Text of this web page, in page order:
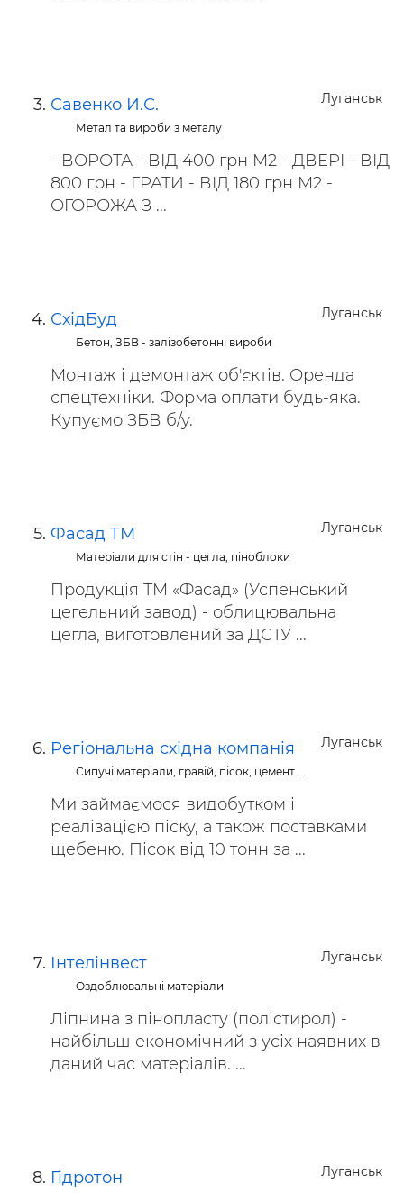
Луганськ
Савенко И.С.
Метал та вироби з металу
- ВОРОТА - ВІД 400 грн М2 - ДВЕРІ - ВІД
800 грн - ГРАТИ - ВІД 180 грн М2 -
ОГОРОЖА З ...
Луганськ
СхідБуд
Бетон, ЗБВ - залізобетонні вироби
Монтаж і демонтаж об'єктів. Оренда
спецтехніки. Форма оплати будь-яка.
Купуємо ЗБВ б/у.
Луганськ
Фасад ТМ
Матеріали для стін - цегла, піноблоки
Продукція ТМ «Фасад» (Успенський
цегельний завод) - облицювальна
цегла, виготовлений за ДСТУ ...
Луганськ
Регіональна східна компанія
Сипучі матеріали, гравій, пісок, цемент ...
Ми займаємося видобутком і
реалізацією піску, а також поставками
щебеню. Пісок від 10 тонн за ...
Луганськ
Інтелінвест
Оздоблювальні матеріали
Ліпнина з пінопласту (полістирол) -
найбільш економічний з усіх наявних в
даний час матеріалів. ...
Луганськ
Гідротон